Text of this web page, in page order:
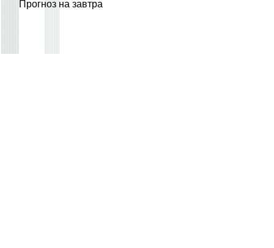
Прогноз на завтра